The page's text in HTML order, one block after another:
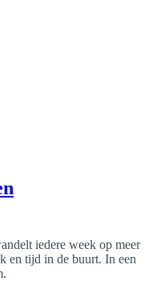
iedere week op meer
en tijd in de buurt. In een